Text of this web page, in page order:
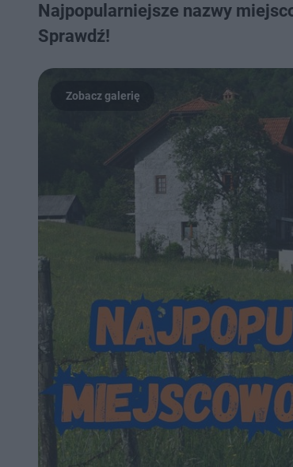
Najpopularniejsze nazwy
Sprawdź!